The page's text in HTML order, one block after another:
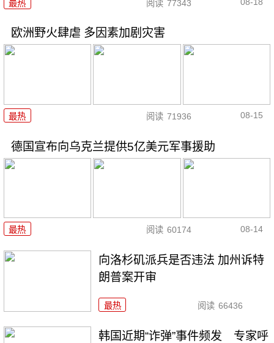
最热 阅读 77343
欧洲野火肆虐 多因素加剧灾害
最热 阅读 71936 08-15
德国宣布向乌克兰提供5亿美元军事援助
最热 阅读 60174 08-14
向洛杉矶派兵是否违法 加州诉特
朗普案开审
最热 阅读 66436
韩国近期“诈弹”事件频发 专家呼